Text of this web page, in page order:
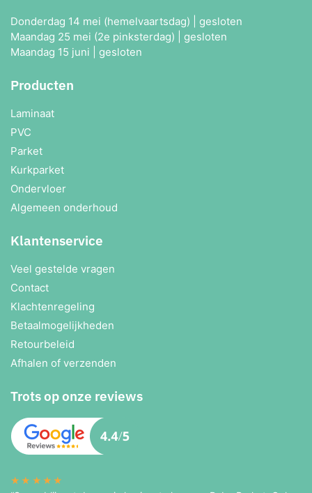
Donderdag 14 mei (hemelvaartsdag) | gesloten
Maandag 25 mei (2e pinksterdag) | gesloten
Maandag 15 juni | gesloten
Producten
Laminaat
PVC
Parket
Kurkparket
Ondervloer
Algemeen onderhoud
Klantenservice
Veel gestelde vragen
Contact
Klachtenregeling
Betaalmogelijkheden
Retourbeleid
Afhalen of verzenden
Trots op onze reviews
★★★★★